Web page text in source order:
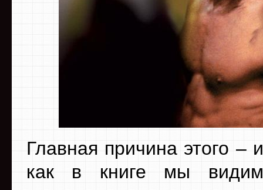
Главная причина этого –
как в книге мы видим